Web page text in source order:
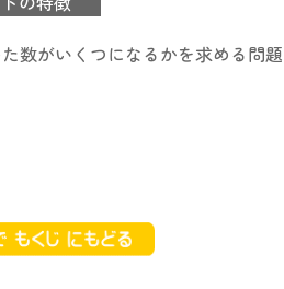
た数がいくつになるかを求める問